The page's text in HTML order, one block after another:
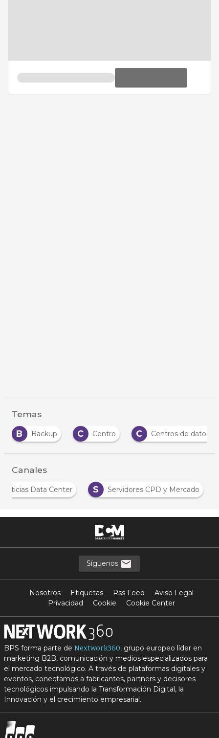
Temas
B
Backup C Centro C Centros de datos
Canales
Noticias Data Center S Servidores CPD y Mercado
Síguenos
Nosotros Etiquetas Rss Feed
Aviso Legal
Privacidad
Cookie Cookie Center
BPS forma parte de Nextwork360, grupo europeo líder en
marketing B2B, comunicación y medios especializados para
el mercado tecnológico. A través de plataformas digitales y
eventos, conectamos a fabricantes, partners y decisores
tecnológicos impulsando la Transformación Digital, la
Innovación y el crecimiento empresarial.